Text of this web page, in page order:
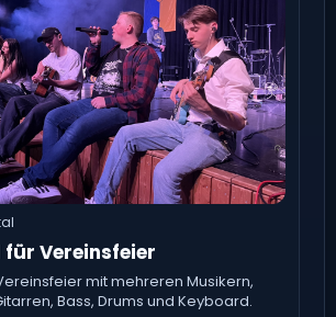
Vereinsfeier
mit mehreren Musikern,
Bass, Drums und Keyboard.